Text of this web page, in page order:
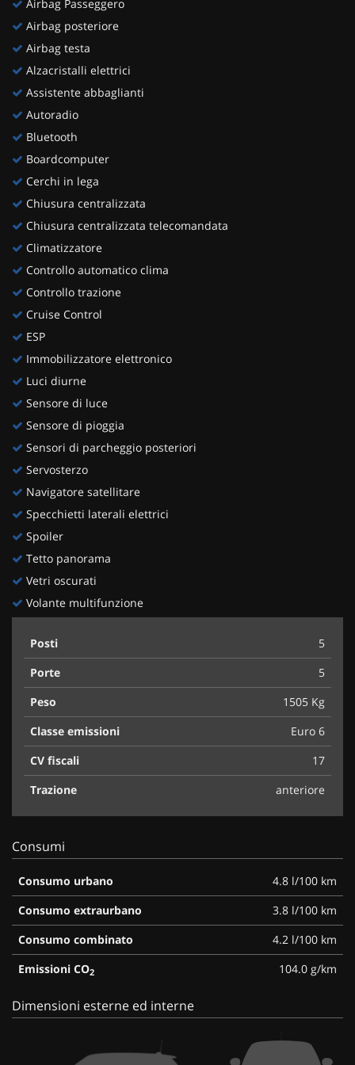
Airbag Passeggero
Airbag posteriore
Airbag testa
Alzacristalli elettrici
Assistente abbaglianti
Autoradio
Bluetooth
Boardcomputer
Cerchi in lega
Chiusura centralizzata
Chiusura centralizzata telecomandata
Climatizzatore
Controllo automatico clima
Controllo trazione
Cruise Control
ESP
Immobilizzatore elettronico
Luci diurne
Sensore di luce
Sensore di pioggia
Sensori di parcheggio posteriori
Servosterzo
Navigatore satellitare
Specchietti laterali elettrici
Spoiler
Tetto panorama
Vetri oscurati
Volante multifunzione
Posti
5
Porte
5
Peso
1505 Kg
Classe emissioni
Euro 6
CV fiscali
17
Trazione
anteriore
Consumi
Consumo urbano
4.8 l/100 km
Consumo extraurbano
3.8 l/100 km
Consumo combinato
4.2 l/100 km
Emissioni CO2 104.0 g/km
Dimensioni esterne ed interne
Salva
le
impostazioni